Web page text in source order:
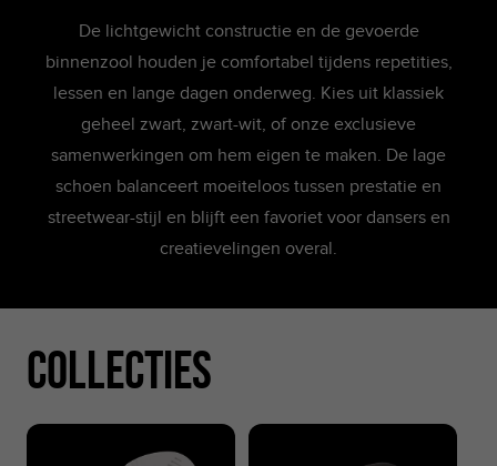
De lichtgewicht constructie en de gevoerde
binnenzool houden je comfortabel tijdens repetities,
lessen en lange dagen onderweg. Kies uit klassiek
geheel zwart, zwart-wit, of onze exclusieve
samenwerkingen om hem eigen te maken. De lage
schoen balanceert moeiteloos tussen prestatie en
streetwear-stijl en blijft een favoriet voor dansers en
creatievelingen overal.
Collecties